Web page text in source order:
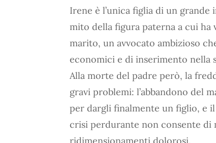
Irene è l’unica figlia di un
mito della figura paterna a cui
marito, un avvocato ambizioso
economici e di inserimento nella
Alla morte del padre però, la
gravi problemi: l’abbandono del
per dargli finalmente un figlio, e
crisi perdurante non consente di